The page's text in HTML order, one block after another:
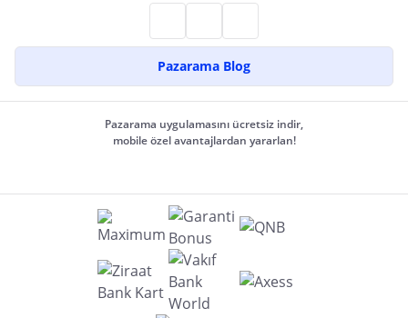
Pazarama Blog
Pazarama uygulamasını ücretsiz indir,
mobile özel avantajlardan yararlan!